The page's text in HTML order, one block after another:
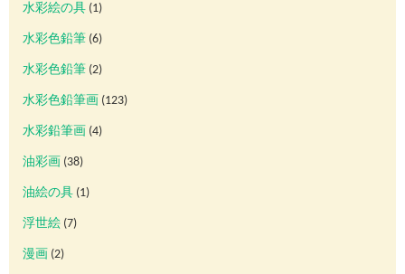
水彩絵の具 (1)
水彩色鉛筆 (6)
水彩色鉛筆 (2)
水彩色鉛筆画 (123)
水彩鉛筆画 (4)
油彩画 (38)
油絵の具 (1)
浮世絵 (7)
漫画 (2)